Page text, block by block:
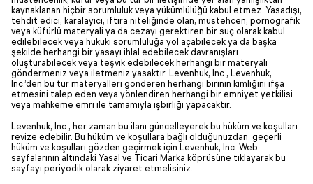
kaynaklanan hiçbir sorumluluk veya yükümlülüğü kabul etmez. Yasadışı,
tehdit edici, karalayıcı, iftira niteliğinde olan, müstehcen, pornografik
veya küfürlü materyali ya da cezayı gerektiren bir suç olarak kabul
edilebilecek veya hukuki sorumluluğa yol açabilecek ya da başka
şekilde herhangi bir yasayı ihlal edebilecek davranışları
oluşturabilecek veya teşvik edebilecek herhangi bir materyali
göndermeniz veya iletmeniz yasaktır. Levenhuk, Inc., Levenhuk,
Inc.’den bu tür materyalleri gönderen herhangi birinin kimliğini ifşa
etmesini talep eden veya yönlendiren herhangi bir emniyet yetkilisi
veya mahkeme emri ile tamamıyla işbirliği yapacaktır.
Levenhuk, Inc., her zaman bu ilanı güncelleyerek bu hüküm ve koşulları
revize edebilir. Bu hüküm ve koşullara bağlı olduğunuzdan, geçerli
hüküm ve koşulları gözden geçirmek için Levenhuk, Inc. Web
sayfalarının altındaki Yasal ve Ticari Marka köprüsüne tıklayarak bu
sayfayı periyodik olarak ziyaret etmelisiniz.